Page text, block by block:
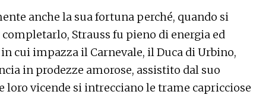
anche la sua fortuna perché, quando si
Strauss fu pieno di energia ed
cui impazza il Carnevale, il Duca di Urbino,
in prodezze amorose, assistito dal suo
loro vicende si intrecciano le trame capricciose